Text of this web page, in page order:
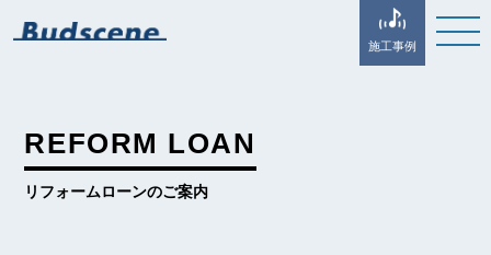
施工事例
REFORM LOAN
リフォームローンのご案内